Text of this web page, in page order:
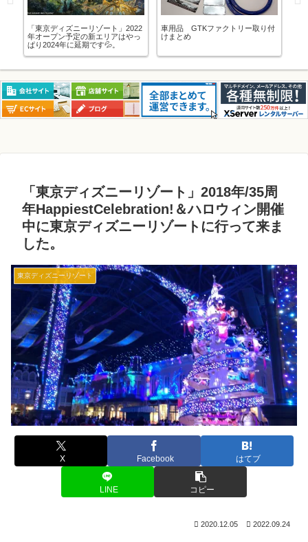
まずは道具揃えからで
す。
中学入学でソフトテニス部に入部
「プロジェクターランプ」 この
日がついにやって来た！！！。
「東京ディズニーリゾート」2018年/35周
年HappiestCelebration!＆ハロウィン開催
中に東京ディズニーリゾートに行って来ま
した。
東京ディズニーリゾート
X Facebook はてブ
LINE コピー
2020.12.05 2022.09.24